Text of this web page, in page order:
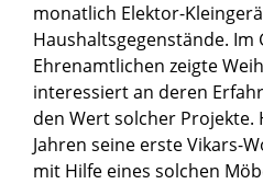
monatlich Elektor-
Haushaltsgegenstände. Im
Ehrenamtlichen zeigte
interessiert an deren
den Wert solcher
Jahren seine erste Vikars-
mit Hilfe eines solchen